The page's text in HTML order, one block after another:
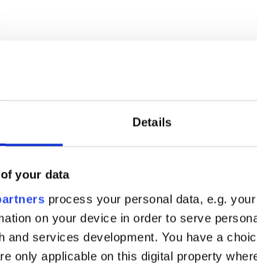
Details
your data
process your personal data, e.g.
on your device in order to serve
and services development. You have a
only applicable on this digital property
för alla som driver opinionsbildning och